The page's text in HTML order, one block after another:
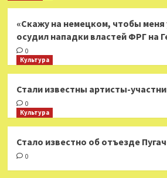
«Скажу на немецком, чтобы
осудил нападки властей ФРГ на
0
Культура
Стали известны артисты-
0
Культура
Стало известно об отъезде
0